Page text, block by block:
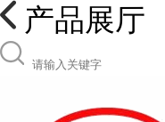
产品展厅